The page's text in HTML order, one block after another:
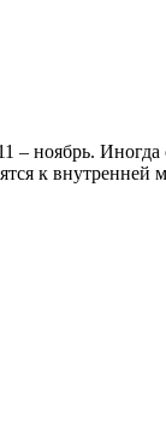
ноябрь. Иногда
к внутренней